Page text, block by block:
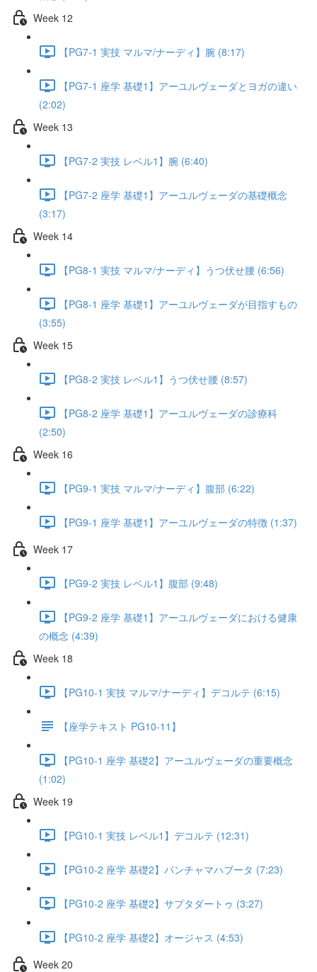
Week 12
【PG7-1 実技 マルマ/ナーディ】腕 (8:17)
【PG7-1 座学 基礎1】アーユルヴェーダとヨガの違い
(2:02)
Week 13
【PG7-2 実技 レベル1】腕 (6:40)
【PG7-2 座学 基礎1】アーユルヴェーダの基礎概念
(3:17)
Week 14
【PG8-1 実技 マルマ/ナーディ】うつ伏せ腰 (6:56)
【PG8-1 座学 基礎1】アーユルヴェーダが目指すもの
(3:55)
Week 15
【PG8-2 実技 レベル1】うつ伏せ腰 (8:57)
【PG8-2 座学 基礎1】アーユルヴェーダの診療科
(2:50)
Week 16
【PG9-1 実技 マルマ/ナーディ】腹部 (6:22)
【PG9-1 座学 基礎1】アーユルヴェーダの特徴 (1:37)
Week 17
【PG9-2 実技 レベル1】腹部 (9:48)
【PG9-2 座学 基礎1】アーユルヴェーダにおける健康
の概念 (4:39)
Week 18
【PG10-1 実技 マルマ/ナーディ】デコルテ (6:15)
【座学テキスト PG10-11】
【PG10-1 座学 基礎2】アーユルヴェーダの重要概念
(1:02)
Week 19
【PG10-1 実技 レベル1】デコルテ (12:31)
【PG10-2 座学 基礎2】パンチャマハブータ (7:23)
【PG10-2 座学 基礎2】サプタダートゥ (3:27)
【PG10-2 座学 基礎2】オージャス (4:53)
Week 20